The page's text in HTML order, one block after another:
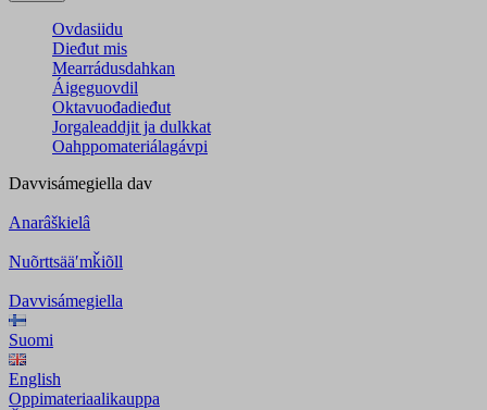
Ovdasiidu
Dieđut mis
Mearrádusdahkan
Áigeguovdil
Oktavuođadieđut
Jorgaleaddjit ja dulkkat
Oahppomateriálagávpi
Davvisámegiella dav
Anarâškielâ
Nuõrttsääʹmǩiõll
Davvisámegiella
Suomi
English
Oppimateriaalikauppa